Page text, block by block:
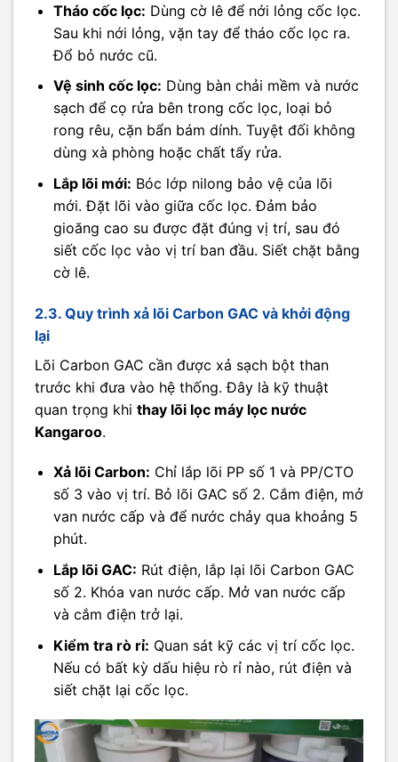
Tháo cốc lọc: Dùng cờ lê để nới lỏng cốc lọc.
Sau khi nới lỏng, vặn tay để tháo cốc lọc ra.
Đổ bỏ nước cũ.
Vệ sinh cốc lọc: Dùng bàn chải mềm và nước
sạch để cọ rửa bên trong cốc lọc, loại bỏ
rong rêu, cặn bẩn bám dính. Tuyệt đối không
dùng xà phòng hoặc chất tẩy rửa.
Lắp lõi mới: Bóc lớp nilong bảo vệ của lõi
mới. Đặt lõi vào giữa cốc lọc. Đảm bảo
gioăng cao su được đặt đúng vị trí, sau đó
siết cốc lọc vào vị trí ban đầu. Siết chặt bằng
cờ lê.
2.3. Quy trình xả lõi Carbon GAC và khởi động
lại
Lõi Carbon GAC cần được xả sạch bột than
trước khi đưa vào hệ thống. Đây là kỹ thuật
quan trọng khi thay lõi lọc máy lọc nước
Kangaroo.
Xả lõi Carbon: Chỉ lắp lõi PP số 1 và PP/CTO
số 3 vào vị trí. Bỏ lõi GAC số 2. Cắm điện, mở
van nước cấp và để nước chảy qua khoảng 5
phút.
Lắp lõi GAC: Rút điện, lắp lại lõi Carbon GAC
số 2. Khóa van nước cấp. Mở van nước cấp
và cắm điện trở lại.
Kiểm tra rò rỉ: Quan sát kỹ các vị trí cốc lọc.
Nếu có bất kỳ dấu hiệu rò rỉ nào, rút điện và
siết chặt lại cốc lọc.